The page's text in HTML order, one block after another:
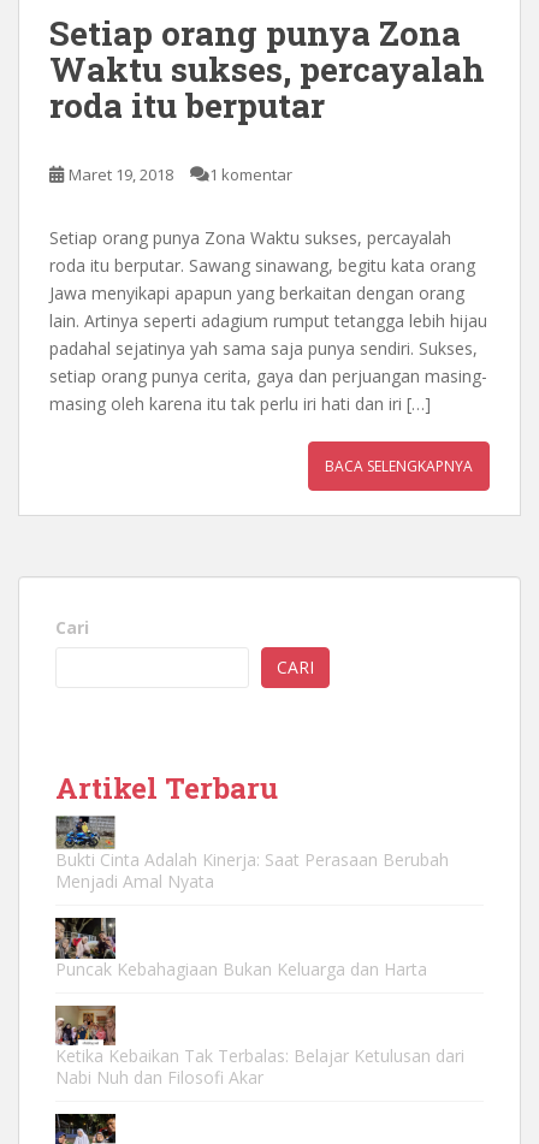
Setiap orang punya Zona
Waktu sukses, percayalah
roda itu berputar
Maret 19, 2018 1 komentar
Setiap orang punya Zona Waktu sukses, percayalah
roda itu berputar. Sawang sinawang, begitu kata orang
Jawa menyikapi apapun yang berkaitan dengan orang
lain. Artinya seperti adagium rumput tetangga lebih hijau
padahal sejatinya yah sama saja punya sendiri. Sukses,
setiap orang punya cerita, gaya dan perjuangan masing-
masing oleh karena itu tak perlu iri hati dan iri […]
BACA SELENGKAPNYA
Cari
CARI
Artikel Terbaru
Bukti Cinta Adalah Kinerja: Saat Perasaan Berubah
Menjadi Amal Nyata
Puncak Kebahagiaan Bukan Keluarga dan Harta
Ketika Kebaikan Tak Terbalas: Belajar Ketulusan dari
Nabi Nuh dan Filosofi Akar